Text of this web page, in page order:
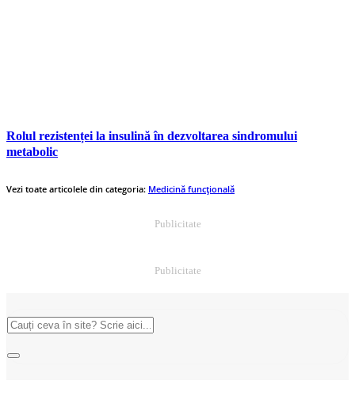
Rolul rezistenței la insulină în dezvoltarea sindromului
metabolic
Vezi toate articolele din categoria: Medicină funcțională
Publicitate
Publicitate